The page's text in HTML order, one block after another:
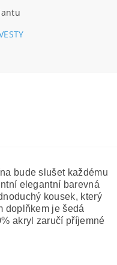
bude slušet každému
elegantní barevná
kousek, který
doplňkem je šedá
akryl zaručí příjemné